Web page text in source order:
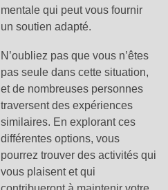
mentale qui peut vous fournir
un soutien adapté.
N’oubliez pas que vous n’êtes
pas seule dans cette situation,
et de nombreuses personnes
traversent des expériences
similaires. En explorant ces
différentes options, vous
pourrez trouver des activités qui
vous plaisent et qui